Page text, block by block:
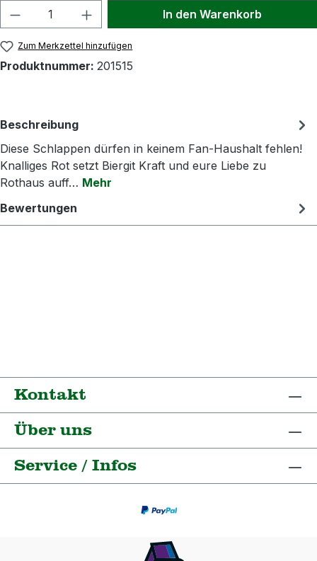
Produkt Anzahl: Gib den gewünschten
In den Warenkorb
Zum Merkzettel hinzufügen
Produktnummer: 201515
Beschreibung
Diese Schlappen dürfen in keinem Fan-Haushalt fehlen!
Knalliges Rot setzt Biergit Kraft und eure Liebe zu
Rothaus auff… Mehr
Bewertungen
Kontakt
Über uns
Service / Infos